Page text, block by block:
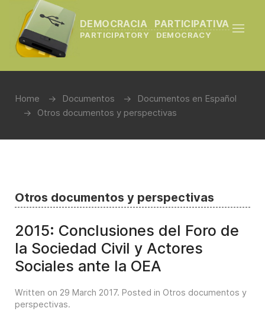
DEMOCRACIA PARTICIPATIVA
PARTICIPATORY DEMOCRACY
Home Documentos
Documentos en Español
Otros documentos y perspectivas
Otros documentos y perspectivas
2015: Conclusiones del Foro de
la Sociedad Civil y Actores
Sociales ante la OEA
Written on 29 March 2017. Posted in Otros documentos y
perspectivas.